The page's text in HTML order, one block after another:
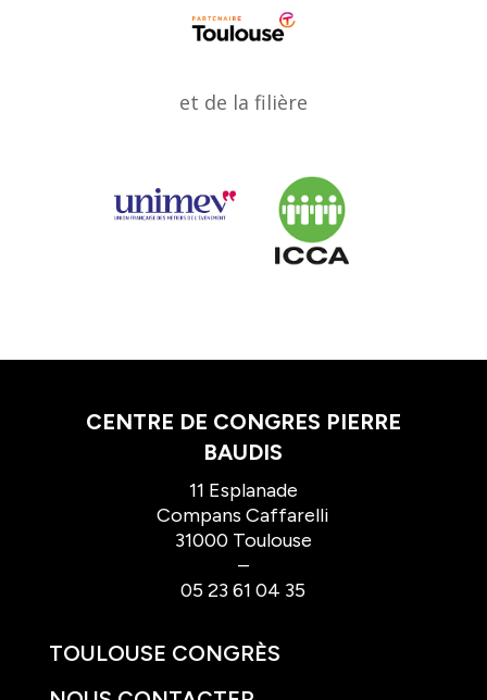
et de la filière
CENTRE DE CONGRES PIERRE
BAUDIS
11 Esplanade
Compans Caffarelli
31000 Toulouse
–
05 23 61 04 35
TOULOUSE CONGRÈS